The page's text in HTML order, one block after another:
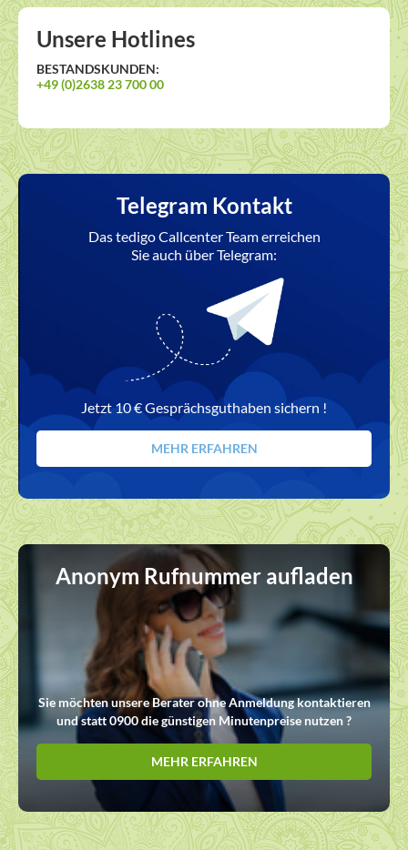
Unsere Hotlines
BESTANDSKUNDEN:
+49 (0)2638 23 700 00
Telegram Kontakt
Das tedigo Callcenter Team erreichen
Sie auch über Telegram:
Jetzt 10 € Gesprächsguthaben sichern !
MEHR ERFAHREN
Anonym Rufnummer aufladen
Sie möchten unsere Berater ohne Anmeldung kontaktieren
und statt 0900 die günstigen Minutenpreise nutzen ?
MEHR ERFAHREN